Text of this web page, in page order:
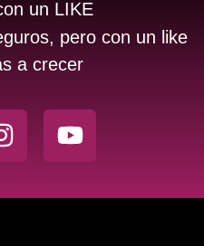
un LIKE
pero con un like
a crecer